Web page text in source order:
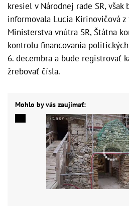
kresiel v Národnej rade SR, však
informovala Lucia Kirinovičová
Ministerstva vnútra SR, Štátna
kontrolu financovania
6. decembra a bude registrovať
žrebovať čísla.
Mohlo by vás zaujímať: